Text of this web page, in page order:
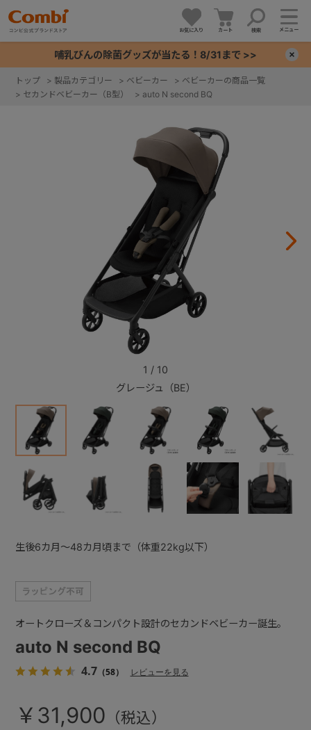
お気に入り カート 検索 メニュー
哺乳びんの除菌グッズが当たる！8/31まで >>
トップ > 製品カテゴリー > ベビーカー > ベビーカーの商品一覧
> セカンドベビーカー（B型） > auto N second BQ
グレージュ（BE）
1 / 10
auto N second BQ
4.7（58） レビューを見る
オートクローズ＆コンパクト設計のセカンドベビーカー誕生。
￥31,900
生後6カ月～48カ月頃まで（体重22kg以下）